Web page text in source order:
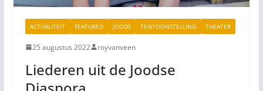
ACTUALITEIT FEATURED JOODS TENTOONSTELLING THEATER
25 augustus 2022 royvanveen
Liederen uit de Joodse